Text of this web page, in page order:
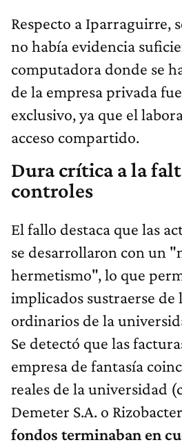
Respecto a Iparraguirre,
no había evidencia
computadora donde se
de la empresa privada
exclusivo, ya que el
acceso compartido.
Dura crítica a la
controles
El fallo destaca que las
se desarrollaron con un
hermetismo", lo que
implicados sustraerse de
ordinarios de la
Se detectó que las
empresa de fantasía
reales de la universidad
Demeter S.A. o
fondos terminaban en